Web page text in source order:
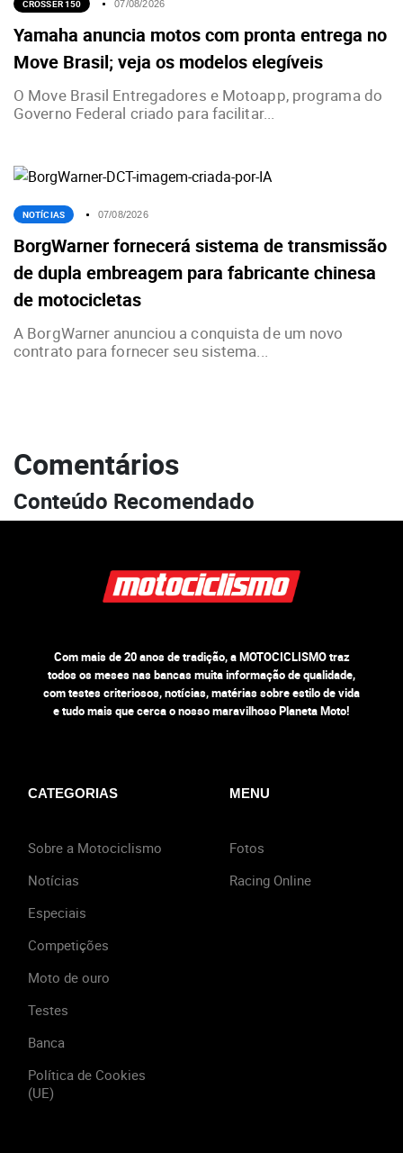
CROSSER 150 07/08/2026
Yamaha anuncia motos com pronta entrega no
Move Brasil; veja os modelos elegíveis
O Move Brasil Entregadores e Motoapp, programa do
Governo Federal criado para facilitar...
NOTÍCIAS 07/08/2026
BorgWarner fornecerá sistema de transmissão
de dupla embreagem para fabricante chinesa
de motocicletas
A BorgWarner anunciou a conquista de um novo
contrato para fornecer seu sistema...
Comentários
Conteúdo Recomendado
Com mais de 20 anos de tradição, a MOTOCICLISMO traz
todos os meses nas bancas muita informação de qualidade,
com testes criteriosos, notícias, matérias sobre estilo de vida
e tudo mais que cerca o nosso maravilhoso Planeta Moto!
CATEGORIAS
Sobre a Motociclismo
Notícias
Especiais
Competições
Moto de ouro
Testes
Banca
Política de Cookies
(UE)
MENU
Fotos
Racing Online